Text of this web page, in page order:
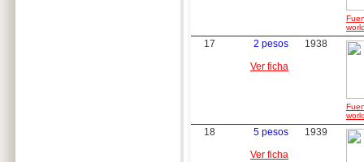
17
2 pesos
Ver ficha
1938
18
5 pesos
Ver ficha
1939